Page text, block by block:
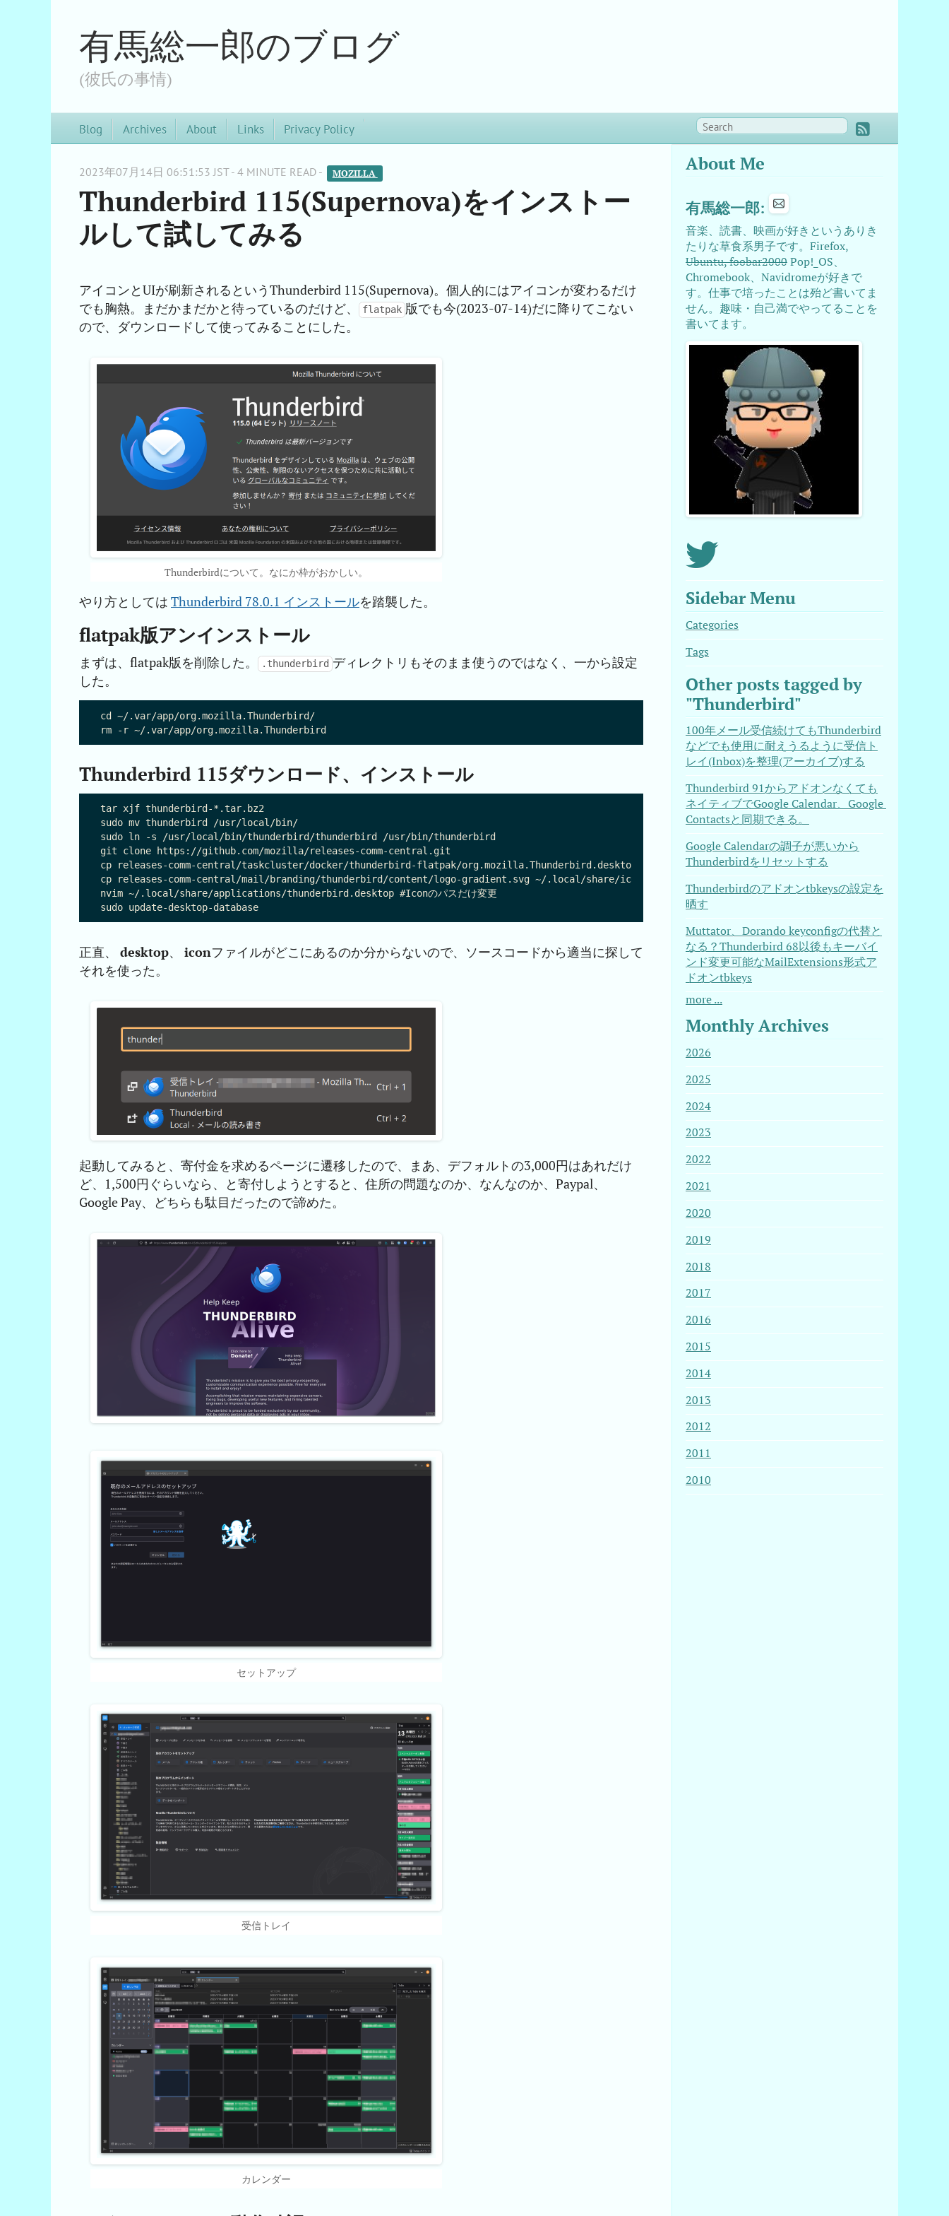
有馬総一郎のブログ
(彼氏の事情)
Blog Archives About Links Privacy Policy
2023年07月14日 06:51:53 JST - 4 MINUTE READ - MOZILLA
Thunderbird 115(Supernova)をインストー
ルして試してみる
アイコンとUIが刷新されるというThunderbird 115(Supernova)。個人的にはアイコンが変わるだけ
でも胸熱。まだかまだかと待っているのだけど、
flatpak 版でも今(2023-07-14)だに降りてこない
ので、ダウンロードして使ってみることにした。
Thunderbirdについて。なにか枠がおかしい。
やり方としては Thunderbird 78.0.1 インストールを踏襲した。
flatpak版アンインストール
まずは、flatpak版を削除した。 .thunderbird ディレクトリもそのまま使うのではなく、一から設定
した。
cd ~/.var/app/org.mozilla.Thunderbird/
Thunderbird 115ダウンロード、インストール
tar xjf thunderbird-*.tar.bz2
sudo mv thunderbird /usr/local/bin/
sudo ln -s /usr/local/bin/thunderbird/thunderbird /usr/bin/thunderbird
git clone https://github.com/mozilla/releases-comm-central.git
cp releases-comm-central/taskcluster/docker/thunderbird-flatpak/org.mozilla.Thunderbird.desktop ~/.local/share/applications/thunderbird.desktop
cp releases-comm-central/mail/branding/thunderbird/content/logo-gradient.svg ~/.local/share/icons/hicolor/scalable/apps/thunderbird.svg
nvim ~/.local/share/applications/thunderbird.desktop #Iconのパスだけ変更
正直、 desktop、 iconファイルがどこにあるのか分からないので、ソースコードから適当に探して
それを使った。
起動してみると、寄付金を求めるページに遷移したので、まあ、デフォルトの3,000円はあれだけ
ど、1,500円ぐらいなら、と寄付しようとすると、住所の問題なのか、なんなのか、Paypal、
Google Pay、どちらも駄目だったので諦めた。
セットアップ
受信トレイ
カレンダー
About Me
有馬総一郎:
音楽、読書、映画が好きというありき
たりな草食系男子です。Firefox,
Ubuntu, foobar2000Pop!_OS、
Chromebook、Navidromeが好きで
す。仕事で培ったことは殆ど書いてま
せん。趣味・自己満でやってることを
書いてます。
Sidebar Menu
Categories
Tags
Other posts tagged by
"Thunderbird"
100年メール受信続けてもThunderbird
などでも使用に耐えうるように受信ト
レイ(Inbox)を整理(アーカイブ)する
Thunderbird 91からアドオンなくても
ネイティブでGoogle Calendar、Google
Contactsと同期できる。
Google Calendarの調子が悪いから
Thunderbirdをリセットする
Thunderbirdのアドオンtbkeysの設定を
晒す
Muttator、Dorando keyconfigの代替と
なる？Thunderbird 68以後もキーバイ
ンド変更可能なMailExtensions形式ア
ドオンtbkeys
more ...
Monthly Archives
2026
2025
2024
2023
2022
2021
2020
2019
2018
2017
2016
2015
2014
2013
2012
2011
2010